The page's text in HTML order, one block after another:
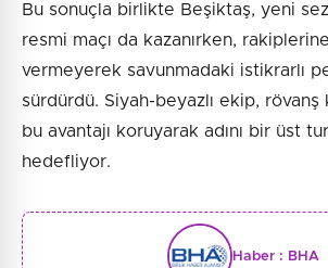
Bu sonuçla birlikte Beşiktaş, yeni
resmi maçı da kazanırken,
vermeyerek savunmadaki istikrarlı
sürdürdü. Siyah-beyazlı ekip, rövanş
bu avantajı koruyarak adını bir üst
hedefliyor.
Haber : BHA